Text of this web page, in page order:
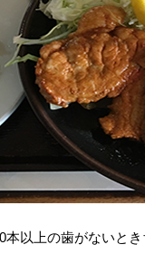
以上の歯がないと